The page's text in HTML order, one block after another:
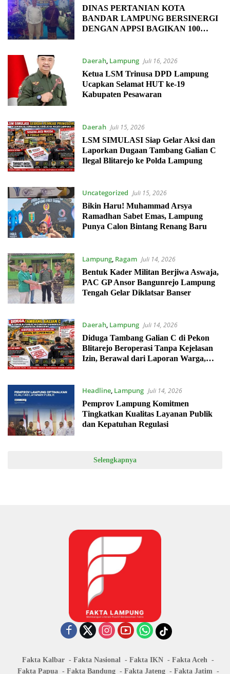
DINAS PERTANIAN KOTA
BANDAR LAMPUNG BERSINERGI
DENGAN APPSI BAGIKAN 100
Daerah, Lampung Juli 16, 2026
Ketua LSM Trinusa DPD Lampung
Ucapkan Selamat HUT ke-19
Kabupaten Pesawaran
Daerah Juli 15, 2026
LSM SIMULASI Siap Gelar Aksi dan
Laporkan Dugaan Tambang Galian C
Ilegal Blitarejo ke Polda Lampung
Uncategorized Juli 15, 2026
Bikin Haru! Muhammad Arsya
Ramadhan Sabet Emas, Lampung
Punya Calon Bintang Renang Baru
Lampung, Ragam Juli 14, 2026
Bentuk Kader Militan Berjiwa Aswaja,
PAC GP Ansor Bangunrejo Lampung
Tengah Gelar Diklatsar Banser
Daerah, Lampung Juli 14, 2026
Diduga Tambang Galian C di Pekon
Blitarejo Beroperasi Tanpa Kejelasan
Izin, Berawal dari Laporan Warga,
Headline, Lampung Juli 14, 2026
Pemprov Lampung Komitmen
Tingkatkan Kualitas Layanan Publik
dan Kepatuhan Regulasi
Selengkapnya
Fakta Kalbar Fakta Nasional Fakta IKN
Fakta Aceh
Fakta Papua
Fakta Bandung Fakta Jateng Fakta Jatim